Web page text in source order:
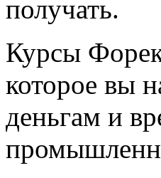
получать.
Курсы
которое вы
деньгам и